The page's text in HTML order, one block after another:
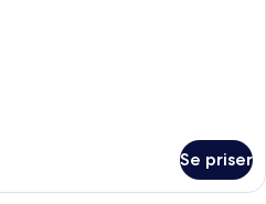
Se priser